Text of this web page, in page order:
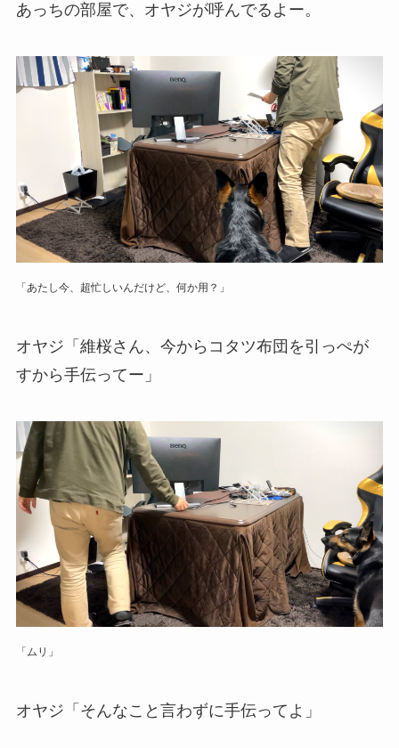
あっちの部屋で、オヤジが呼んでるよー。
「あたし今、超忙しいんだけど、何か用？」
オヤジ「維桜さん、今からコタツ布団を引っぺが
すから手伝ってー」
「ムリ」
オヤジ「そんなこと言わずに手伝ってよ」